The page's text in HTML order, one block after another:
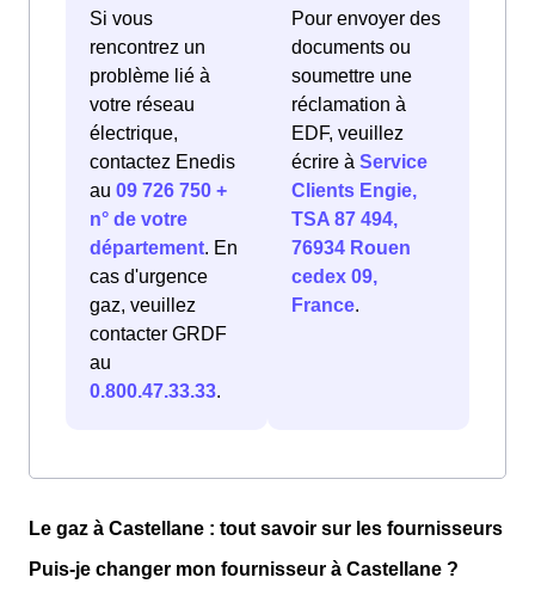
Si vous
rencontrez un
problème lié à
votre réseau
électrique,
contactez Enedis
au 09 726 750 +
n° de votre
département. En
cas d'urgence
gaz, veuillez
contacter GRDF
au
0.800.47.33.33.
Pour envoyer des
documents ou
soumettre une
réclamation à
EDF, veuillez
écrire à Service
Clients Engie,
TSA 87 494,
76934 Rouen
cedex 09,
France.
Le gaz à Castellane : tout savoir sur les fournisseurs
Puis-je changer mon fournisseur à Castellane ?